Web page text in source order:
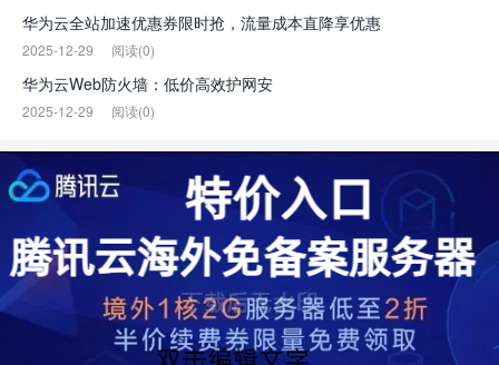
华为云全站加速优惠券限时抢，流量成本直降享优惠
2025-12-29 阅读(0)
华为云Web防火墙：低价高效护网安
2025-12-29 阅读(0)